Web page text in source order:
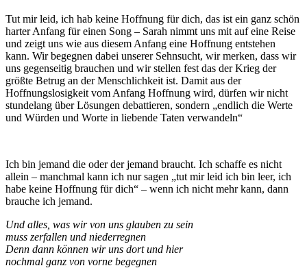
Tut mir leid, ich hab keine Hoffnung für dich, das ist ein ganz schön
harter Anfang für einen Song – Sarah nimmt uns mit auf eine Reise
und zeigt uns wie aus diesem Anfang eine Hoffnung entstehen
kann. Wir begegnen dabei unserer Sehnsucht, wir merken, dass wir
uns gegenseitig brauchen und wir stellen fest das der Krieg der
größte Betrug an der Menschlichkeit ist. Damit aus der
Hoffnungslosigkeit vom Anfang Hoffnung wird, dürfen wir nicht
stundelang über Lösungen debattieren, sondern „endlich die Werte
und Würden und Worte in liebende Taten verwandeln“
Ich bin jemand die oder der jemand braucht. Ich schaffe es nicht
allein – manchmal kann ich nur sagen „tut mir leid ich bin leer, ich
habe keine Hoffnung für dich“ – wenn ich nicht mehr kann, dann
brauche ich jemand.
Und alles, was wir von uns glauben zu sein
muss zerfallen und niederregnen
Denn dann können wir uns dort und hier
nochmal ganz von vorne begegnen